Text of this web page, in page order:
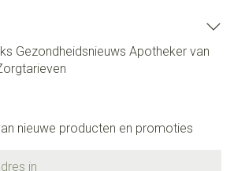
Gezondheidsnieuws Apotheker van
nieuwe producten en promoties